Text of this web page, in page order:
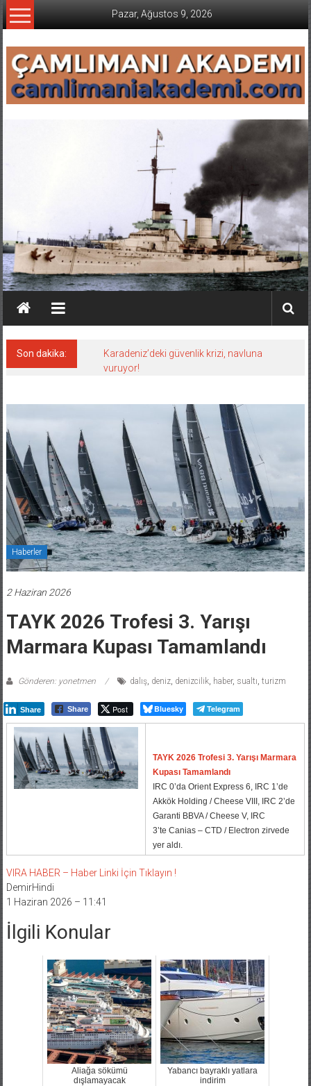
İçeriğe
geç
Pazar, Ağustos 9, 2026
Son dakika:
Karadeniz’deki güvenlik krizi, navluna
vuruyor!
Haberler
2 Haziran 2026
TAYK 2026 Trofesi 3. Yarışı
Marmara Kupası Tamamlandı
Gönderen: yonetmen dalış, deniz, denizcilik, haber, sualtı turizm
Share Share Post Bluesky Telegram
TAYK 2026 Trofesi 3. Yarışı Marmara
Kupası Tamamlandı
IRC 0’da Orient Express 6, IRC 1’de
Akkök Holding / Cheese VIII, IRC 2’de
Garanti BBVA / Cheese V, IRC
3’te Canias – CTD / Electron zirvede
yer aldı.
VIRA HABER – Haber Linki İçin Tıklayın !
DemirHindi
1 Haziran 2026 – 11:41
İlgili Konular
Aliağa sökümü
dışlamayacak
Yabancı bayraklı yatlara
indirim